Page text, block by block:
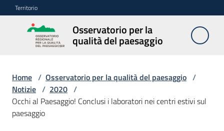
Vai al contenuto
Vai alla navigazione
Vai al footer
Territorio
Osservatorio per la
qualità del paesaggio
Osservatorio
per la
paesaggio
Cos'è
Home / Osservatorio per la qualità del paesaggio /
Notizie / 2020 /
Occhi al Paesaggio! Conclusi i laboratori nei centri estivi sul
paesaggio